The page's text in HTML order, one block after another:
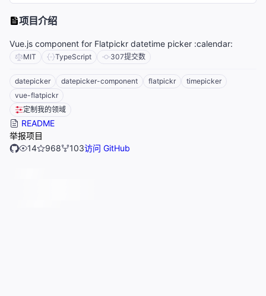
项目介绍
Vue.js component for Flatpickr datetime picker :calendar:
MIT TypeScript 307提交数
datepicker datepicker-component flatpickr
timepicker
vue-flatpickr
定制我的领域
README
举报项目
14
968 103访问 GitHub